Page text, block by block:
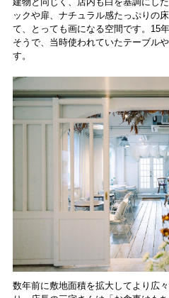
ックや扉、ナチュラル感たっぷりの
て、とっても画になる空間です。15
そうで、当時使われていたテーブル
す。
数年前に敷地面積を拡大してより広